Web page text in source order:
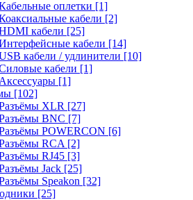
оплетки [1]
кабели [2]
кабели [25]
кабели [14]
кабели / удлинители [10]
кабели [1]
Аксессуары [1]
[102]
XLR [27]
BNC [7]
POWERCON [6]
RCA [2]
RJ45 [3]
Jack [25]
Speakon [32]
[25]